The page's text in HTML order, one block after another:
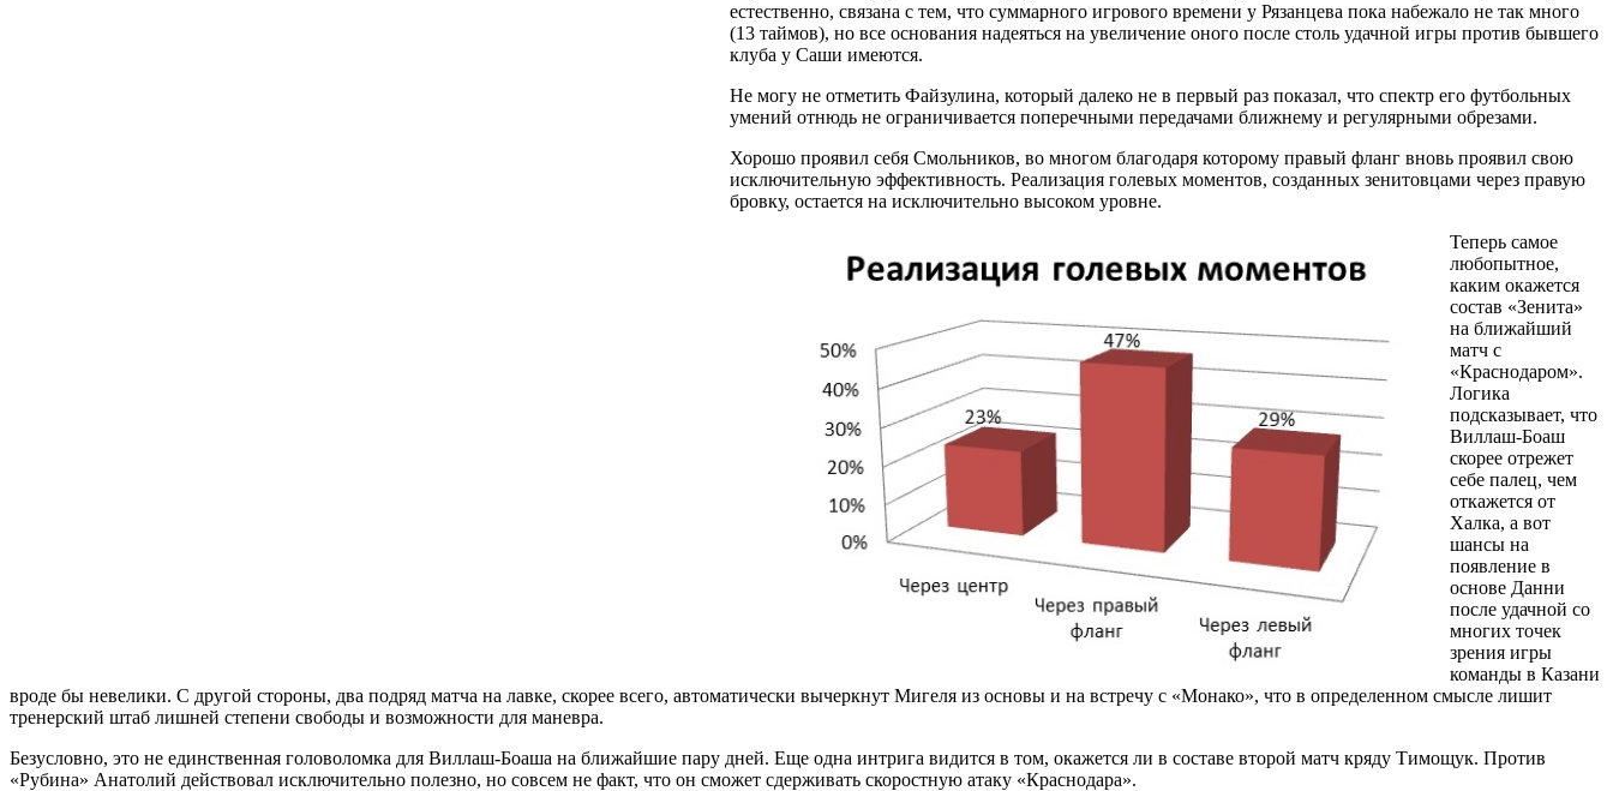
естественно, связана с тем, что суммарного игрового времени у Рязанцева пока набежало не так много
(13 таймов), но все основания надеяться на увеличение оного после столь удачной игры против бывшего
клуба у Саши имеются.
Не могу не отметить Файзулина, который далеко не в первый раз показал, что спектр его футбольных
умений отнюдь не ограничивается поперечными передачами ближнему и регулярными обрезами.
Хорошо проявил себя Смольников, во многом благодаря которому правый фланг вновь проявил свою
исключительную эффективность. Реализация голевых моментов, созданных зенитовцами через правую
бровку, остается на исключительно высоком уровне.
Теперь самое
любопытное,
каким окажется
состав «Зенита»
на ближайший
матч с
«Краснодаром».
Логика
подсказывает, что
Виллаш-Боаш
скорее отрежет
себе палец, чем
откажется от
Халка, а вот
шансы на
появление в
основе Данни
после удачной со
многих точек
зрения игры
команды в Казани
вроде бы невелики. С другой стороны, два подряд матча на лавке, скорее всего, автоматически вычеркнут Мигеля из основы и на встречу с «Монако», что в определенном смысле лишит
тренерский штаб лишней степени свободы и возможности для маневра.
Безусловно, это не единственная головоломка для Виллаш-Боаша на ближайшие пару дней. Еще одна интрига видится в том, окажется ли в составе второй матч кряду Тимощук. Против
«Рубина» Анатолий действовал исключительно полезно, но совсем не факт, что он сможет сдерживать скоростную атаку «Краснодара».